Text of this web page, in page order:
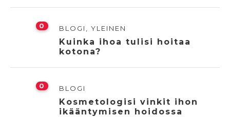
0 BLOGI YLEINEN
Kuinka ihoa tulisi hoitaa
kotona?
0 BLOGI
Kosmetologisi vinkit ihon
ikääntymisen hoidossa